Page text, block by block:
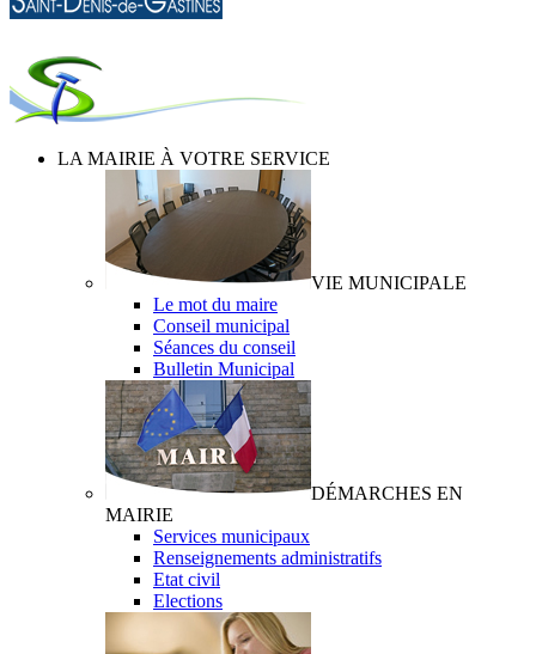
LA MAIRIE À VOTRE SERVICE
VIE MUNICIPALE
Le mot du maire
Conseil municipal
Séances du conseil
Bulletin Municipal
DÉMARCHES EN
MAIRIE
Services municipaux
Renseignements administratifs
Etat civil
Elections